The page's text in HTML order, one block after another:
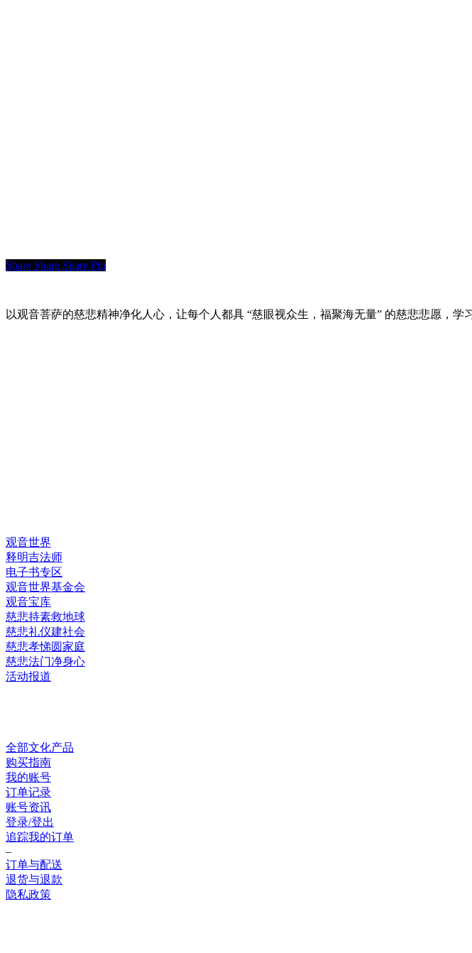
Share Share Share Pin
以观音菩萨的慈悲精神净化人心，让每个人都具 “慈眼视众生，福聚海无量” 的慈悲悲愿，
观音世界
释明吉法师
电子书专区
观音世界基金会
观音宝库
慈悲持素救地球
慈悲礼仪建社会
慈悲孝悌圆家庭
慈悲法门净身心
活动报道
全部文化产品
购买指南
我的账号
订单记录
账号资讯
登录/登出
追踪我的订单
–
订单与配送
退货与退款
隐私政策